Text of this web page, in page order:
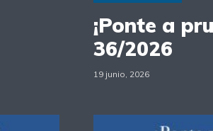
¡Ponte a
36/2026
19 junio, 2026